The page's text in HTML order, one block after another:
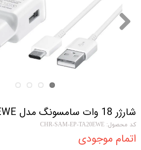
شارژر 18 وات سامسونگ مدل EP-TA20EWE
کد محصول: CHR-SAM-EP-TA20EWE
اتمام موجودی